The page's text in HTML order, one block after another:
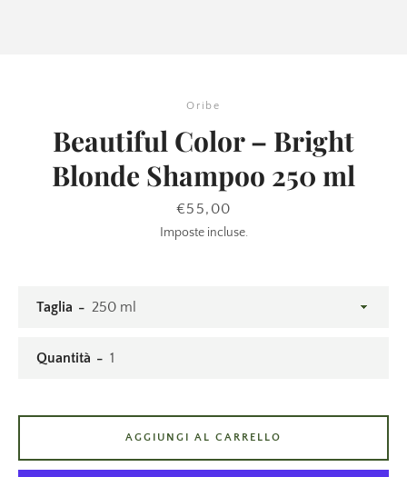
Oribe
Beautiful Color – Bright
Blonde Shampoo 250 ml
Prezzo
€55,00
Imposte incluse.
Taglia
Quantità
AGGIUNGI AL CARRELLO